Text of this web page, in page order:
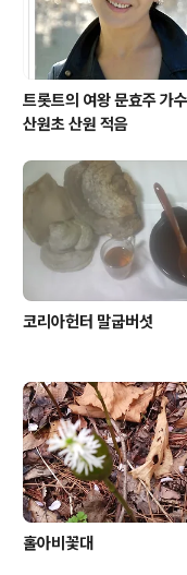
트롯트의 여왕 문효주 가
산원초 산원 적음
코리아헌터 말굽버섯
홀아비꽃대